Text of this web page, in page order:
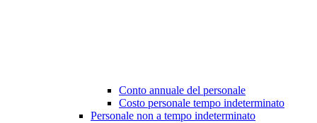
Conto annuale del personale
Costo personale tempo indeterminato
Personale non a tempo indeterminato